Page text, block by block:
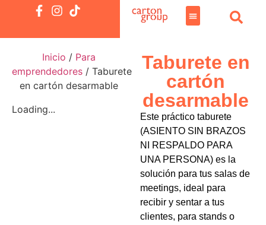
Inicio / Para
emprendedores / Taburete
en cartón desarmable
Loading...
Taburete en
cartón
desarmable
Este práctico taburete
(ASIENTO SIN BRAZOS
NI RESPALDO PARA
UNA PERSONA) es la
solución para tus salas de
meetings, ideal para
recibir y sentar a tus
clientes, para stands o